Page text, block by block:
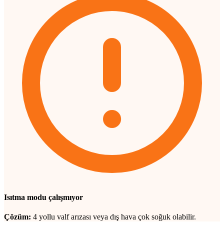
Isıtma modu çalışmıyor
Çözüm: 4 yollu valf arızası veya dış hava çok soğuk olabilir.